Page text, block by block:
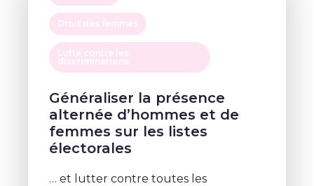
Droit des femmes
Lutte contre les
discriminations
Généraliser la présence
alternée d’hommes et de
femmes sur les listes
électorales
… et lutter contre toutes les